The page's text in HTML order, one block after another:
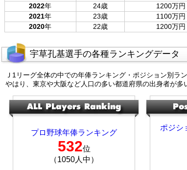
2022年 24歳 1200万円
2021年 23歳 1100万円
2020年 22歳 1200万円
宇草孔基選手の各種ランキングデータ
Ｊ1リーグ全体の中での年俸ランキング・ポジション別ラ
やはり、東京や大阪など人口の多い都道府県の出身者が多
プロ野球年俸ランキング
532位
（1050人中）
ポジシ